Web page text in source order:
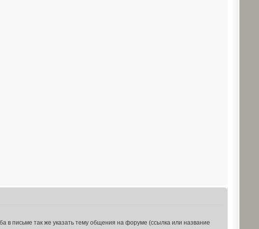
в письме так же указать тему общения на форуме (ссылка или название